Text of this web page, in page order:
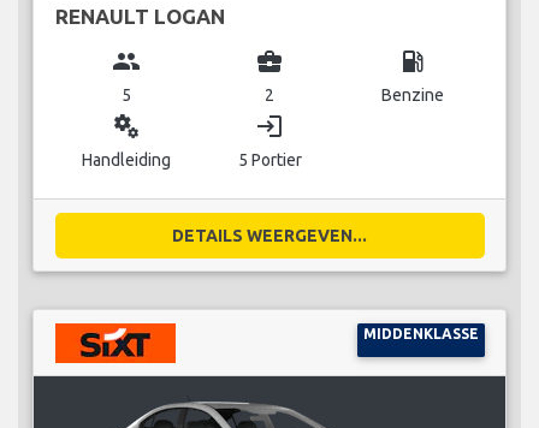
RENAULT LOGAN
group
5
business_center
2
local_gas_station
Benzine
miscellaneous_services
Handleiding
login
5 Portier
DETAILS WEERGEVEN...
MIDDENKLASSE